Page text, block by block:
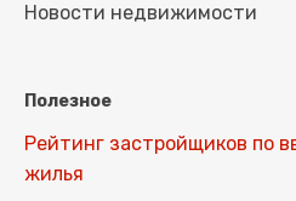
Новости недвижимости
Полезное
Рейтинг застройщиков по
жилья